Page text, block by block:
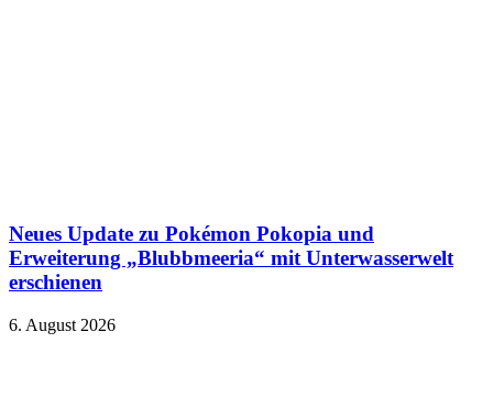
Neues Update zu Pokémon Pokopia und
Erweiterung „Blubbmeeria“ mit Unterwasserwelt
erschienen
6. August 2026